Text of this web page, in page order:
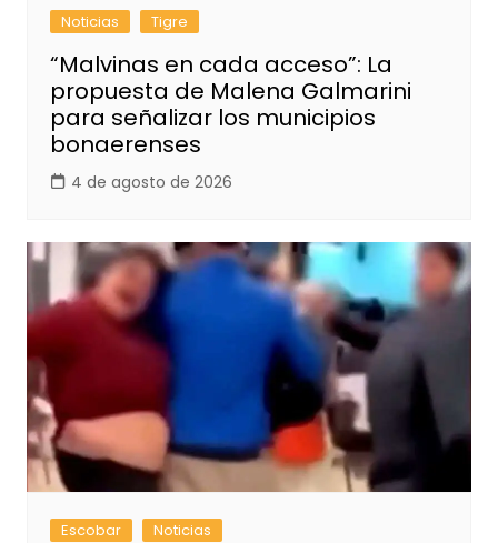
Noticias Tigre
“Malvinas en cada acceso”: La
propuesta de Malena Galmarini
para señalizar los municipios
bonaerenses
4 de agosto de 2026
Escobar Noticias